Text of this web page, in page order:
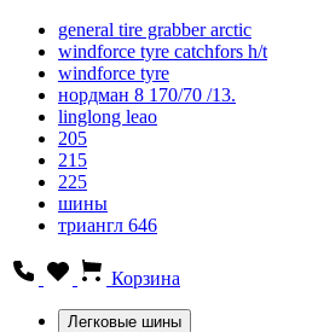
general tire grabber arctic
windforce tyre catchfors h/t
windforce tyre
нордман 8 170/70 /13.
linglong leao
205
215
225
шины
триангл 646
Корзина
Легковые шины